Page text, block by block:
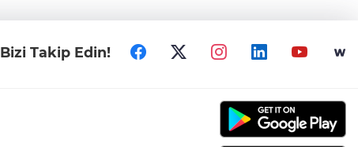
Bizi Takip Edin!